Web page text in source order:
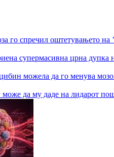
го спречил оштетувањето на
супермасивна црна
можела да го менува
да му даде на лидарот